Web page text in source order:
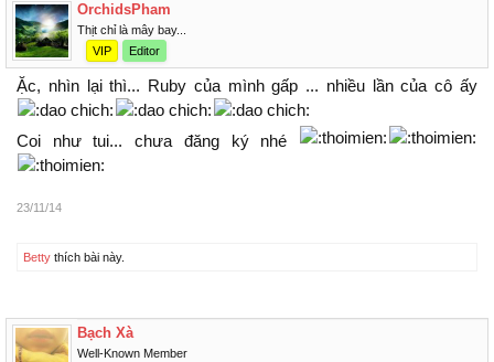
OrchidsPham
Thịt chỉ là mây bay...
VIP
Editor
Ặc, nhìn lại ... Ruby của mình gấp ... nhiều lần của ấy
Coi như tui... chưa đăng ký nhé
23/11/14
Betty thích bài này.
Bạch Xà
Well-Known Member